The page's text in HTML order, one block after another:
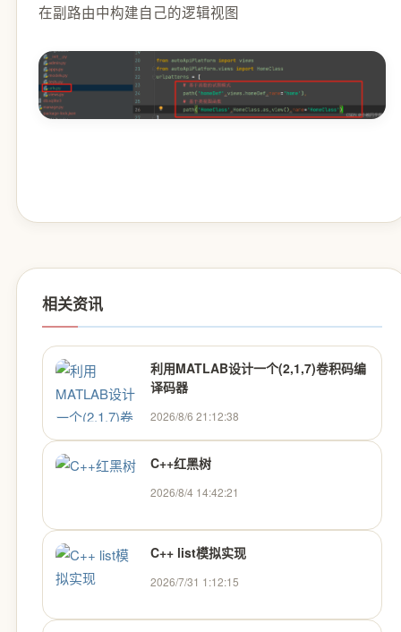
在副路由中构建自己的逻辑视图
相关资讯
利用MATLAB设计一个(2,1,7)卷积码编
译码器
2026/8/6 21:12:38
C++红黑树
2026/8/4 14:42:21
C++ list模拟实现
2026/7/31 1:12:15